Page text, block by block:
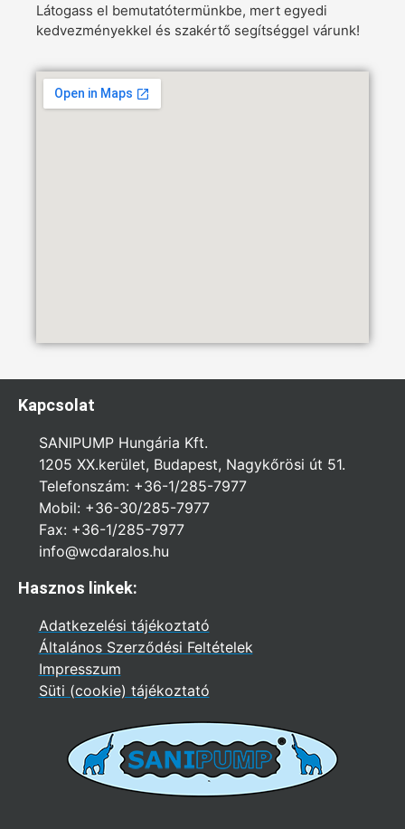
Látogass el bemutatótermünkbe, mert egyedi
kedvezményekkel és szakértő segítséggel várunk!
Kapcsolat
SANIPUMP Hungária Kft.
1205 XX.kerület, Budapest, Nagykőrösi út 51.
Telefonszám: +36-1/285-7977
Mobil: +36-30/285-7977
Fax: +36-1/285-7977
info@wcdaralos.hu
Hasznos linkek:
Adatkezelési tájékoztató
Általános Szerződési Feltételek
Impresszum
Süti (cookie) tájékoztató